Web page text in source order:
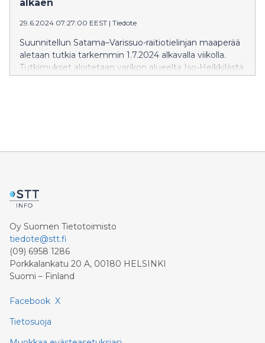
alkaen
29.6.2024 07:27:00 EEST | Tiedote
Suunnitellun Satama–Varissuo-raitiotielinjan maaperää
aletaan tutkia tarkemmin 1.7.2024 alkavalla viikolla.
Tutkimukset aloitetaan varikon alueelta Iso-Heikkilästä,
Oy Suomen Tietotoimisto
tiedote@stt.fi
(09) 6958 1286
Porkkalankatu 20 A, 00180 HELSINKI
Suomi – Finland
Facebook X
Tietosuoja